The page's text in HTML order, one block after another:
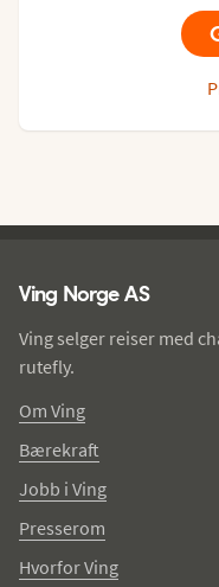
Ving Norge AS
Ving selger reiser med
rutefly.
Om Ving
Bærekraft
Jobb i Ving
Presserom
Hvorfor Ving